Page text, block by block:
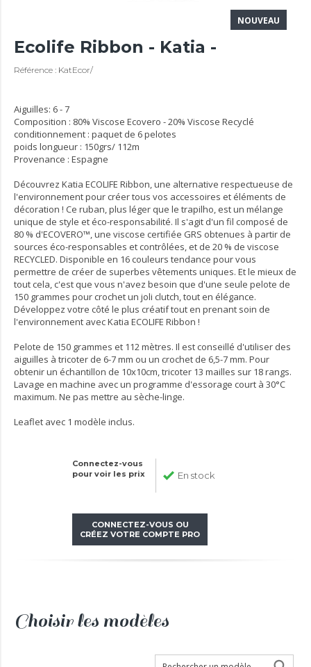
NOUVEAU
Ecolife Ribbon - Katia -
Référence : KatEcor/
Aiguilles: 6 - 7
Composition : 80% Viscose Ecovero - 20% Viscose Recyclé
conditionnement : paquet de 6 pelotes
poids longueur : 150grs/ 112m
Provenance : Espagne
Découvrez Katia ECOLIFE Ribbon, une alternative respectueuse de
l'environnement pour créer tous vos accessoires et éléments de
décoration ! Ce ruban, plus léger que le trapilho, est un mélange
unique de style et éco-responsabilité. Il s'agit d'un fil composé de
80 % d'ECOVERO™, une viscose certifiée GRS obtenues à partir de
sources éco-responsables et contrôlées, et de 20 % de viscose
RECYCLED. Disponible en 16 couleurs tendance pour vous
permettre de créer de superbes vêtements uniques. Et le mieux de
tout cela, c'est que vous n'avez besoin que d'une seule pelote de
150 grammes pour crochet un joli clutch, tout en élégance.
Développez votre côté le plus créatif tout en prenant soin de
l'environnement avec Katia ECOLIFE Ribbon !
Pelote de 150 grammes et 112 mètres. Il est conseillé d'utiliser des
aiguilles à tricoter de 6-7 mm ou un crochet de 6,5-7 mm. Pour
obtenir un échantillon de 10x10cm, tricoter 13 mailles sur 18 rangs.
Lavage en machine avec un programme d'essorage court à 30°C
maximum. Ne pas mettre au sèche-linge.
Leaflet avec 1 modèle inclus.
Connectez-vous
pour voir les prix
En stock
CONNECTEZ-VOUS OU
CRÉEZ VOTRE COMPTE PRO
Choisir les modèles